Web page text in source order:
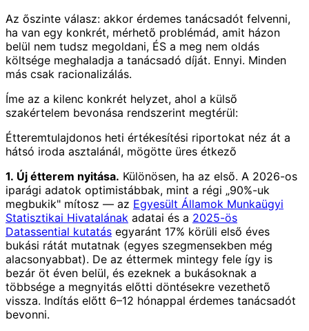
Az őszinte válasz: akkor érdemes tanácsadót felvenni,
ha van egy konkrét, mérhető problémád, amit házon
belül nem tudsz megoldani, ÉS a meg nem oldás
költsége meghaladja a tanácsadó díját. Ennyi. Minden
más csak racionalizálás.
Íme az a kilenc konkrét helyzet, ahol a külső
szakértelem bevonása rendszerint megtérül:
Étteremtulajdonos heti értékesítési riportokat néz át a
hátsó iroda asztalánál, mögötte üres étkező
1. Új étterem nyitása. Különösen, ha az első. A 2026-os
iparági adatok optimistábbak, mint a régi „90%-uk
megbukik" mítosz — az Egyesült Államok Munkaügyi
Statisztikai Hivatalának adatai és a 2025-ös
Datassential kutatás egyaránt 17% körüli első éves
bukási rátát mutatnak (egyes szegmensekben még
alacsonyabbat). De az éttermek mintegy fele így is
bezár öt éven belül, és ezeknek a bukásoknak a
többsége a megnyitás előtti döntésekre vezethető
vissza. Indítás előtt 6–12 hónappal érdemes tanácsadót
bevonni.